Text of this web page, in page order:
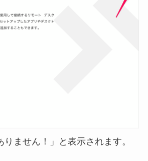
ません！」と表示されます。